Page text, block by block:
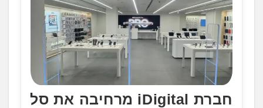
חברת iDigital מרחיבה את סל